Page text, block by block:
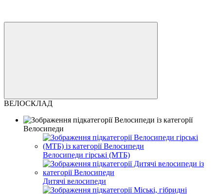
ВЕЛОСКЛАД
Велосипеди
Велосипеди гірські (МТБ)
Дитячі велосипеди